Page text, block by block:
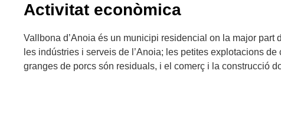
Activitat econòmica
Vallbona d’Anoia és un municipi residencial on la major part
les indústries i serveis de l’Anoia; les petites explotacions
granges de porcs són residuals, i el comerç i la construcció